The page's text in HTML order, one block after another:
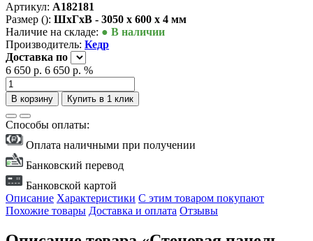
Артикул: А182181
Размер (): ШxГxВ - 3050 x 600 x 4 мм
Наличие на складе: ● В наличии
Производитель: Кедр
Доставка по
6 650 р. 6 650 р. %
В корзину Купить в 1 клик
Способы оплаты:
Оплата наличными при получении
Банковский перевод
Банковской картой
Описание Характеристики С этим товаром покупают
Похожие товары Доставка и оплата Отзывы